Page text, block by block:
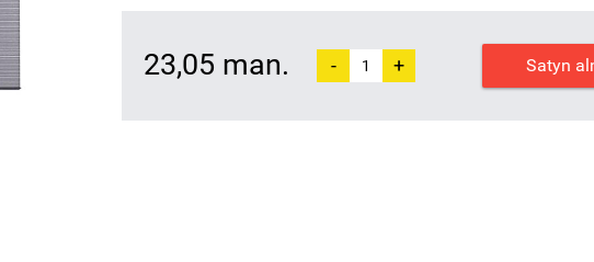
23,05 man. - + Satyn